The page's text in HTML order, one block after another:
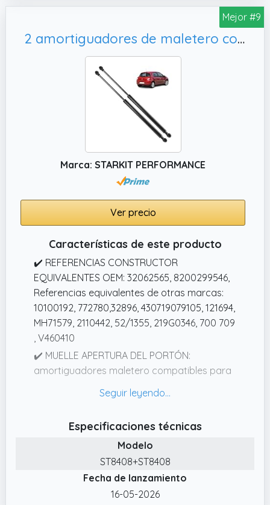
✔️ Números OE :132101, 1321021, 1502096,
1684312, 01 321 021, 01321021, 1 32 101, 1 321 021,
1 502 096, 1 684 312, 1321021, 1502096, 1684312,
A406A10 AB, 4MB51A406A10AB, 5724ZW, 8M51
Mejor #9
2 amortiguadores de maletero compatibles para Clio 3 (2005-2012) muelle neumático maletero | 32062565 | 8200299546
Marca: STARKIT PERFORMANCE
Ver precio
Características de este producto
✔️ REFERENCIAS CONSTRUCTOR
EQUIVALENTES OEM: 32062565, 8200299546,
Referencias equivalentes de otras marcas:
10100192, 772780,32896, 430719079105, 121694,
MH71579, 2110442, 52/1355, 219G0346, 700 709
, V460410
✔️ MUELLE APERTURA DEL PORTÓN:
amortiguadores maletero compatibles para
2012. No apto para Break.
✔️ PIEZA DE RECAMBIO NUEVA : Pieza nueva
de alta calidad, entregada en su embalaje
original. Garantía 2 años.
✔️ CARACTERÍSTICAS: Apertura del maletero.
Especificaciones técnicas
Modelo
ST8408+ST8408
Fecha de lanzamiento
16-05-2026